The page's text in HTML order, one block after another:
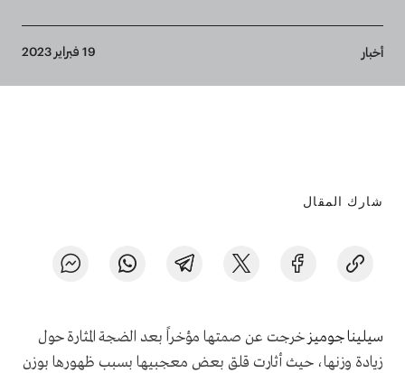
Breadcrumb
أخبار 19 فبراير 2023
شارك المقال
سيلينا جوميز خرجت عن صمتها مؤخراً بعد الضجة المثارة حول
زيادة وزنها، حيث أثارت قلق بعض معجبيها بسبب ظهورها بوزن